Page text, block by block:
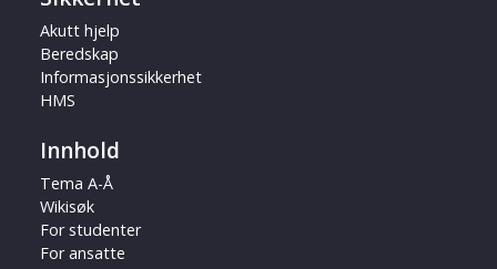
Akutt hjelp
Beredskap
Informasjonssikkerhet
HMS
Innhold
Tema A-Å
Wikisøk
For studenter
For ansatte